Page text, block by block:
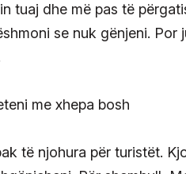
tuaj dhe më pas të
se nuk gënjeni.
të njohura për turistët.